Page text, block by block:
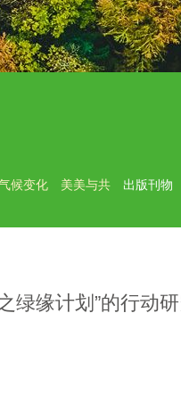
候变化 美美与共 出版刊物
绿缘计划”的行动